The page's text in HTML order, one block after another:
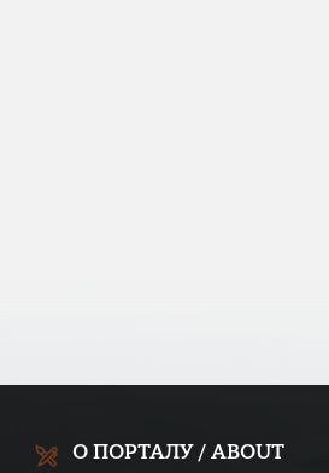
О ПОРТАЛУ / ABOUT